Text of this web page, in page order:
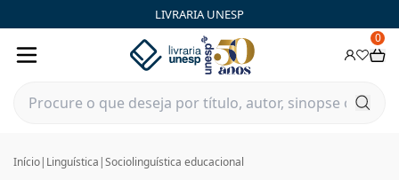
LIVRARIA UNESP
0
Início| Linguística |Sociolinguística educacional